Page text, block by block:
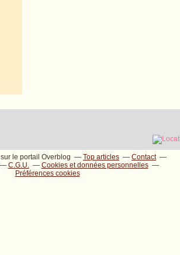
sur le portail Overblog Top articles
Contact
C.G.U.
Cookies et données personnelles
Préférences cookies